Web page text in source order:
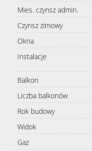
Mies. czynsz admin.
Czynsz zimowy
Okna
Instalacje
Balkon
Liczba balkonów
Rok budowy
Widok
Gaz